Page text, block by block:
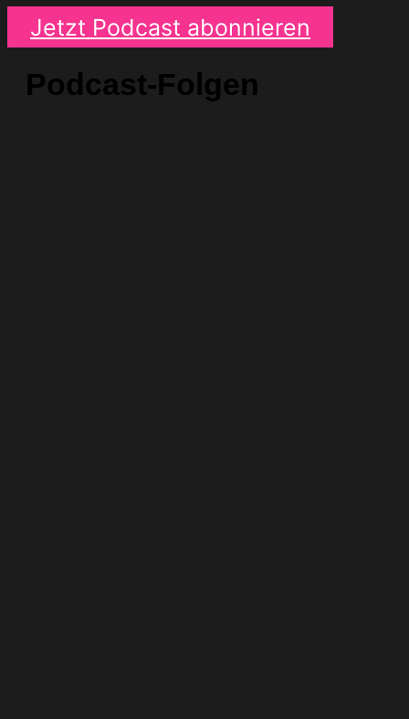
Jetzt Podcast abonnieren
Podcast-Folgen